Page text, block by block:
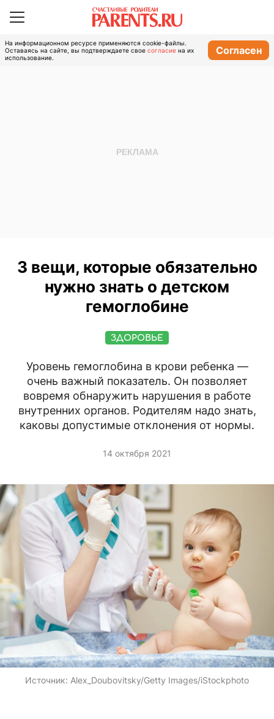
На информационном ресурсе применяются cookie-файлы.
Оставаясь на сайте, вы подтверждаете свое согласие на их
использование.
Согласен
3 вещи, которые обязательно
нужно знать о детском
гемоглобине
ЗДОРОВЬЕ
Уровень гемоглобина в крови ребенка —
очень важный показатель. Он позволяет
вовремя обнаружить нарушения в работе
внутренних органов. Родителям надо знать,
каковы допустимые отклонения от нормы.
14 октября 2021
Источник: Alex_Doubovitsky/Getty Images/iStockphoto